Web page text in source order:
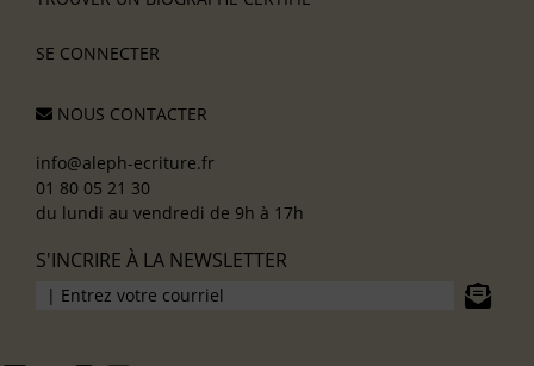
SE CONNECTER
NOUS CONTACTER
info@aleph-ecriture.fr
01 80 05 21 30
du lundi au vendredi de 9h à 17h
S'INCRIRE À LA NEWSLETTER